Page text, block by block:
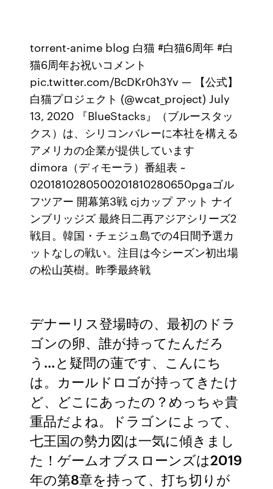
torrent-anime blog 白猫 #白猫6周年 #白
猫6周年お祝いコメント
pic.twitter.com/BcDKr0h3Yv — 【公式】
白猫プロジェクト (@wcat_project) July
13, 2020 『BlueStacks』（ブルースタッ
クス）は、シリコンバレーに本社を構える
アメリカの企業が提供しています
dimora（ディモーラ）番組表 ~
0201810280500201810280650pgaゴル
フツアー 開幕第3戦 cjカップ アット ナイ
ンブリッジズ 最終日二再アジアシリーズ2
戦目。韓国・チェジュ島での4日間予選カ
ットなしの戦い。注目は今シーズン初出場
の松山英樹。昨季最終戦
デナーリス登場時の、最初のドラ
ゴンの卵、誰が持ってたんだろ
う…と疑問の蓮です、こんにち
は。カールドロゴが持ってきたけ
ど、どこにあったの？めっちゃ貴
重品だよね。ドラゴンによって、
七王国の勢力図は一気に傾きまし
た！ゲームオブスローンズは2019
年の第8章を持って、打ち切りが